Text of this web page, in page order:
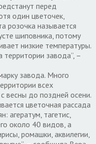
перед
один цветочек,
розочка называется
шиповника, потому
низкие температуры.
завода”, –
завода. Много
всех
весны до поздней осени.
цветочная рассада
агератум, тагетис,
около 40 видов, а
ромашки, аквилегии,